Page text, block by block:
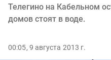
Телегино на Кабельном
домов стоят в воде.
00:05, 9 августа 2013 г.